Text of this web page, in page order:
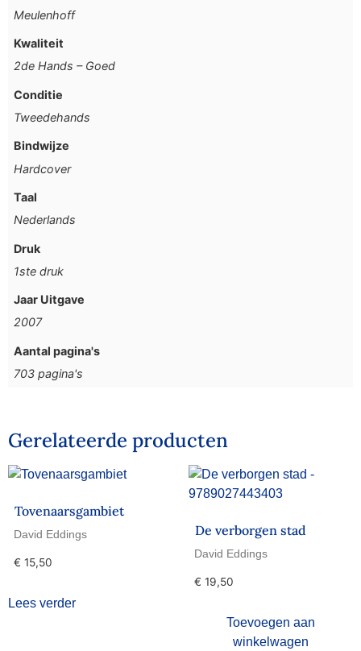
Meulenhoff
Kwaliteit
2de Hands – Goed
Conditie
Tweedehands
Bindwijze
Hardcover
Taal
Nederlands
Druk
1ste druk
Jaar Uitgave
2007
Aantal pagina's
703 pagina's
Gerelateerde producten
Tovenaarsgambiet
David Eddings
€ 15,50
Lees verder
De verborgen stad
David Eddings
€ 19,50
Toevoegen aan
winkelwagen